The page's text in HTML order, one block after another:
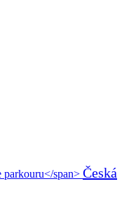
Česká